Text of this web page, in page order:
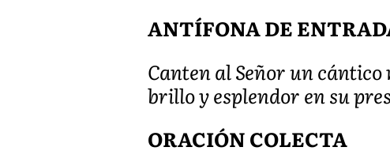
ANTÍFONA DE
Canten al Señor un
brillo y esplendor en su
ORACIÓN COLECTA